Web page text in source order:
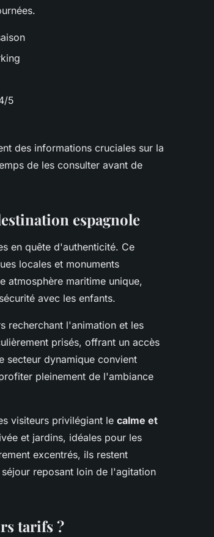
5
des informations cruciales sur la
de les consulter avant de
espagnole
en quête d'authenticité. Ce
locales et monuments
atmosphère maritime unique,
avec les enfants.
recherchant l'animation et les
prisés, offrant un accès
secteur dynamique convient
pleinement de l'ambiance
visiteurs privilégiant le calme et
et jardins, idéales pour les
excentrés, ils restent
reposant loin de l'agitation
tarifs ?